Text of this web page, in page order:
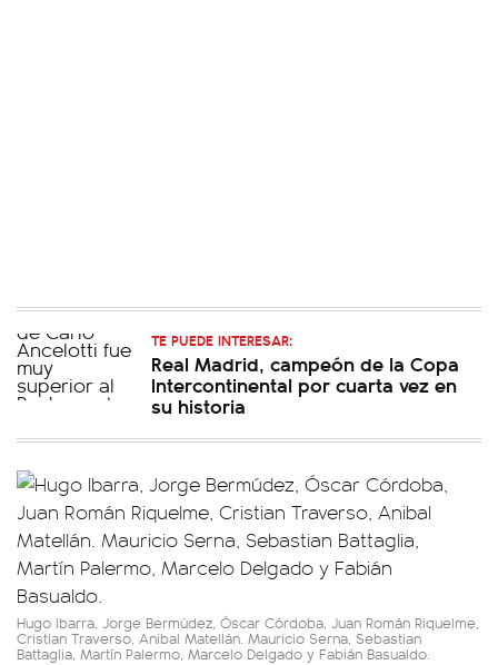
TE PUEDE INTERESAR:
Real Madrid, campeón de la Copa
Intercontinental por cuarta vez en
su historia
Hugo Ibarra, Jorge Bermúdez, Óscar Córdoba, Juan Román Riquelme,
Cristian Traverso, Anibal Matellán. Mauricio Serna, Sebastian
Battaglia, Martín Palermo, Marcelo Delgado y Fabián Basualdo.